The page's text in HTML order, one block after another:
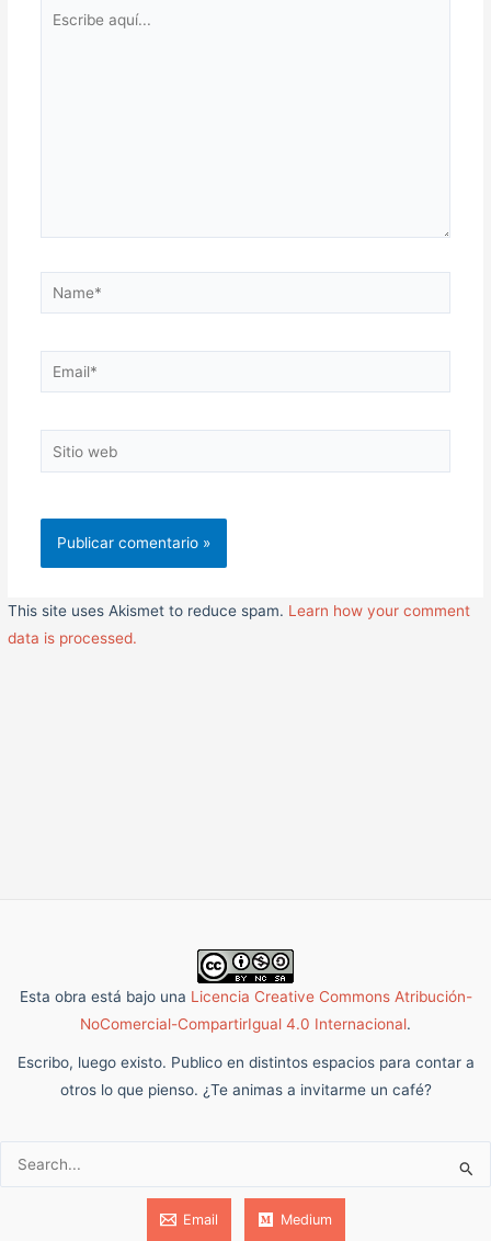
Name*
Email*
Sitio
web
This site uses Akismet to reduce spam. Learn how your comment
data is processed.
Esta obra está bajo una Licencia Creative Commons Atribución-
NoComercial-CompartirIgual 4.0 Internacional.
Escribo, luego existo. Publico en distintos espacios para contar a
otros lo que pienso. ¿Te animas a invitarme un café?
Buscar:
Email Medium